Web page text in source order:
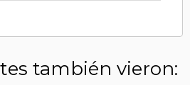
también vieron: